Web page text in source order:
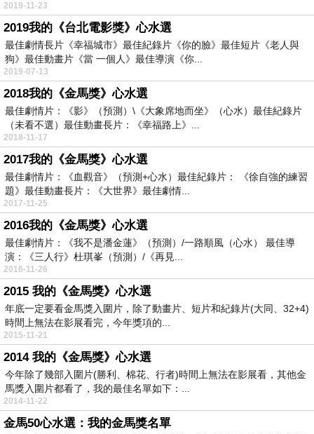
2019-11-23
2019我的《台北電影獎》心水選
最佳劇情長片《幸福城市》最佳紀錄片《你的臉》最佳短片《老人與
狗》最佳動畫片《當 一個人》最佳導演《你...
2019-07-13
2018我的《金馬獎》心水選
最佳劇情片：《影》（預測）\《大象席地而坐》（心水）最佳紀錄片
（未看不選）最佳動畫長片：《幸福路上》...
2018-11-17
2017我的《金馬獎》心水選
最佳劇情片：《血觀音》（預測+心水）最佳紀錄片： 《徐自強的練習
題》最佳動畫長片：《大世界》最佳劇情...
2017-11-25
2016我的《金馬獎》心水選
最佳劇情片：《我不是潘金蓮》（預測）/一路順風（心水） 最佳導
演：《三人行》杜琪峯（預測）/《再見...
2016-11-26
2015 我的《金馬獎》心水選
年底一定要看金馬獎入圍片，除了動畫片、短片和紀錄片(大同、32+4)
時間上無法在影展看完，今年獎項的...
2015-11-21
2014 我的《金馬獎》心水選
今年除了幾部入圍片(勝利、棉花、行者)時間上無法在影展看，其他金
馬獎入圍片都看了，我的最佳名單如下：...
2014-11-22
金馬50心水選：我的金馬獎名單